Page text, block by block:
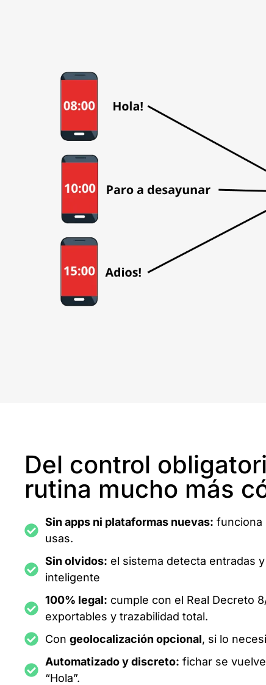
Del control
rutina mucho más
Sin apps ni plataformas nuevas: funciona
usas.
Sin olvidos: el sistema detecta entradas
inteligente
100% legal: cumple con el Real Decreto
exportables y trazabilidad total.
Con geolocalización opcional, si lo
Automatizado y discreto: fichar se
“Hola”.